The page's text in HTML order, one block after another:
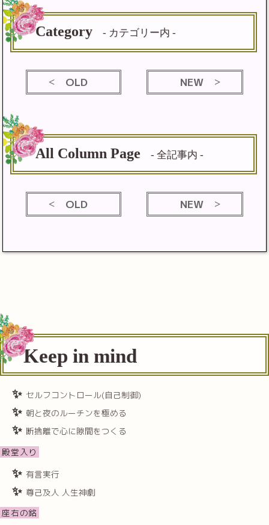
Category - カテゴリー内 -
OLD NEW
All Column Page - 全記事内 -
OLD NEW
Keep in mind
セルフコントロール(自己制御)
朝と夜のルーチンを極める
断捨離で心に隙間をつくる
殿堂入り
有言実行
尊己及人 人生神劇
座右の銘